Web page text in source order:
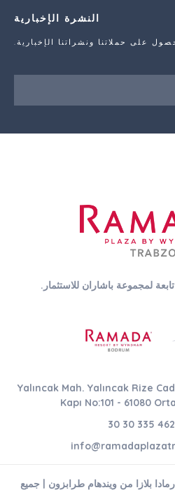
النشرة الإخبارية
على حملاتنا ونشراتنا الإخبارية.
لمجموعة باشاران للاستثمار.
Yalıncak Mah. Yalıncak Rize
Kapı No:101 - 61080
حقوق الطبع والنشر © 2024 رمادا بلازا من ويندهام طرابزون | جميع